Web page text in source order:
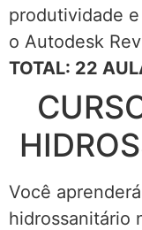
produtividade
o Autodesk
TOTAL: 22
Você
hidrossanitário